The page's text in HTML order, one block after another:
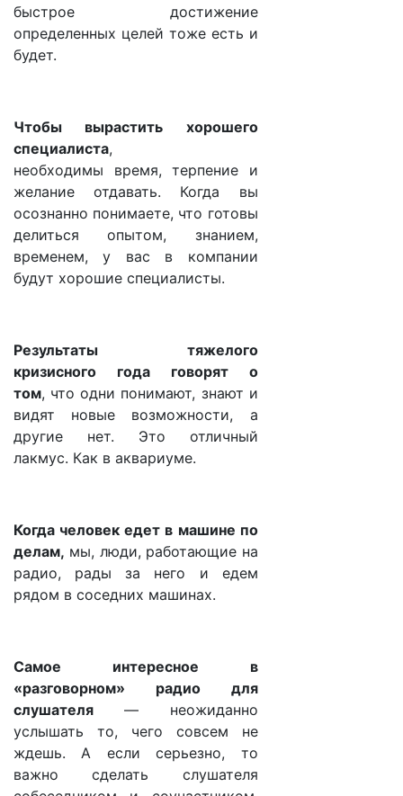
быстрое достижение
определенных целей тоже есть и
будет.
Чтобы вырастить хорошего
специалиста,
необходимы время, терпение и
желание отдавать. Когда вы
осознанно понимаете, что готовы
делиться опытом, знанием,
временем, у вас в компании
будут хорошие специалисты.
Результаты тяжелого
кризисного года говорят о
том, что одни понимают, знают и
видят новые возможности, а
другие нет. Это отличный
лакмус. Как в аквариуме.
Когда человек едет в машине по
делам, мы, люди, работающие на
радио, рады за него и едем
рядом в соседних машинах.
Самое интересное в
«разговорном» радио для
слушателя — неожиданно
услышать то, чего совсем не
ждешь. А если серьезно, то
важно сделать слушателя